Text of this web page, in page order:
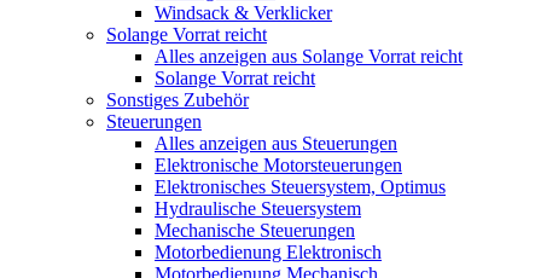
Windsack & Verklicker
Solange Vorrat reicht
Alles anzeigen aus Solange Vorrat reicht
Solange Vorrat reicht
Sonstiges Zubehör
Steuerungen
Alles anzeigen aus Steuerungen
Elektronische Motorsteuerungen
Elektronisches Steuersystem, Optimus
Hydraulische Steuersystem
Mechanische Steuerungen
Motorbedienung Elektronisch
Motorbedienung Mechanisch